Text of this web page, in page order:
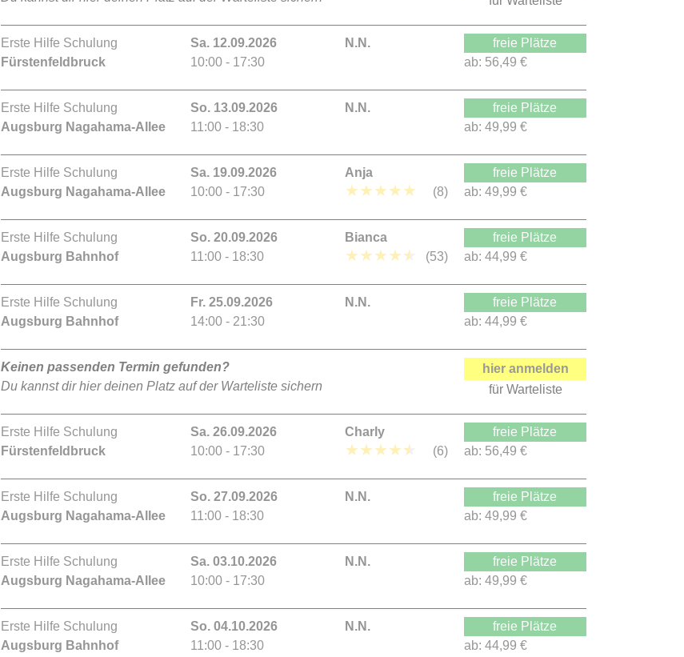
Erste Hilfe Schulung
Fürstenfeldbruck
Sa. 12.09.2026
10:00 - 17:30
N.N.
freie Plätze
ab: 56,49 €
Erste Hilfe Schulung
Augsburg Nagahama-Allee
So. 13.09.2026
11:00 - 18:30
N.N.
freie Plätze
ab: 49,99 €
Erste Hilfe Schulung
Augsburg Nagahama-Allee
Sa. 19.09.2026
10:00 - 17:30
Anja
★★★★★ (8)
freie Plätze
ab: 49,99 €
Erste Hilfe Schulung
Augsburg Bahnhof
So. 20.09.2026
11:00 - 18:30
Bianca
★★★★★ (53)
freie Plätze
ab: 44,99 €
Erste Hilfe Schulung
Augsburg Bahnhof
Fr. 25.09.2026
14:00 - 21:30
N.N.
freie Plätze
ab: 44,99 €
Keinen passenden Termin gefunden?
Du kannst dir hier deinen Platz auf der Warteliste sichern
hier anmelden
für Warteliste
Erste Hilfe Schulung
Fürstenfeldbruck
Sa. 26.09.2026
10:00 - 17:30
Charly
★★★★★ (6)
freie Plätze
ab: 56,49 €
Erste Hilfe Schulung
Augsburg Nagahama-Allee
So. 27.09.2026
11:00 - 18:30
N.N.
freie Plätze
ab: 49,99 €
Erste Hilfe Schulung
Augsburg Nagahama-Allee
Sa. 03.10.2026
10:00 - 17:30
N.N.
freie Plätze
ab: 49,99 €
Erste Hilfe Schulung
Augsburg Bahnhof
So. 04.10.2026
11:00 - 18:30
N.N.
freie Plätze
ab: 44,99 €